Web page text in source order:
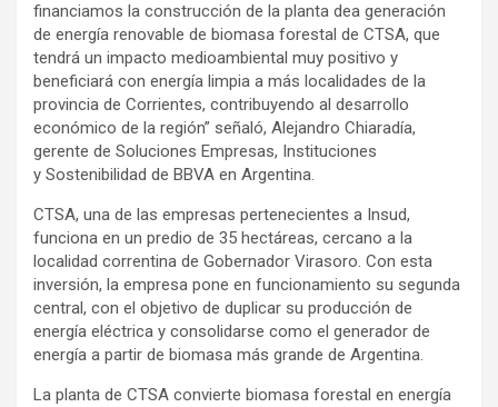
financiamos la construcción de la planta dea generación
de energía renovable de biomasa forestal de CTSA, que
tendrá un impacto medioambiental muy positivo y
beneficiará con energía limpia a más localidades de la
provincia de Corrientes, contribuyendo al desarrollo
económico de la región” señaló, Alejandro Chiaradía,
gerente de Soluciones Empresas, Instituciones
y Sostenibilidad de BBVA en Argentina.
CTSA, una de las empresas pertenecientes a Insud,
funciona en un predio de 35 hectáreas, cercano a la
localidad correntina de Gobernador Virasoro. Con esta
inversión, la empresa pone en funcionamiento su segunda
central, con el objetivo de duplicar su producción de
energía eléctrica y consolidarse como el generador de
energía a partir de biomasa más grande de Argentina.
La planta de CTSA convierte biomasa forestal en energía